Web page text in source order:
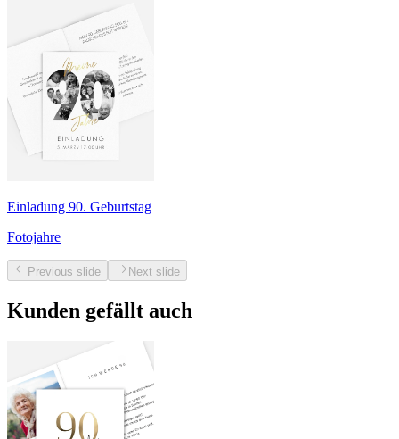
Einladung 90. Geburtstag
Fotojahre
Previous slide Next slide
Kunden gefällt auch